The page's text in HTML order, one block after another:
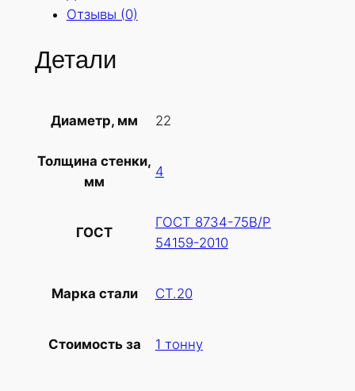
в
а
Отзывы (0)
Детали
Диаметр, мм 22
Толщина стенки,
мм
4
ГОСТ
ГОСТ 8734-75В/Р
54159-2010
Марка стали СТ.20
Стоимость за 1 тонну